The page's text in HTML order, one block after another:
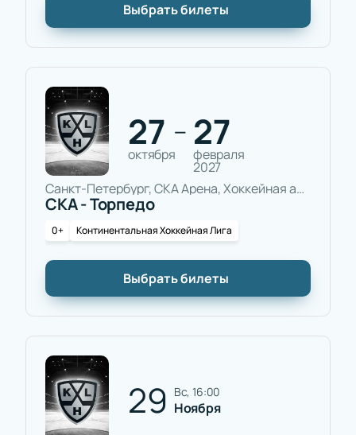
Выбрать билеты
27
октября
— 27
февраля
2027
Санкт-Петербург, СКА Арена, Хоккейная арена
СКА - Торпедо
0+ Континентальная Хоккейная Лига
Выбрать билеты
29 вс, 16:00
Ноября